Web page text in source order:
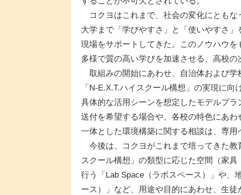
コクヨはこれまで、社会の変化にともな
大学まで「学びやすさ」と「使いやすさ
現場をサポートしてきた。このノウハウ
多様で質の高い学びを加速させる、高校の
取組みの開始にあわせ、自治体および学
「N-E.X.T.ハイスクール構想」の実現に
具体的な活用シーンを想定したモデルプ
送付を希望する場合や、各校の特色にあ
一体とした環境構築に関する相談は、専用
今後は、コクヨがこれまで培ってきた教
スクール構想」の類型に応じた空間（家
行う「Lab Space（ラボスペース）」や、
ース）」など、用途や目的にあわせ、生徒